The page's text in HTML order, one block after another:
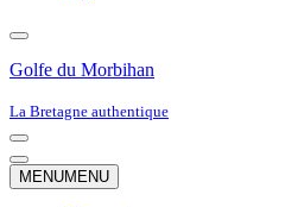
Golfe du Morbihan
La Bretagne authentique
Menu
de
navigation
Menu
de
MENUMENU